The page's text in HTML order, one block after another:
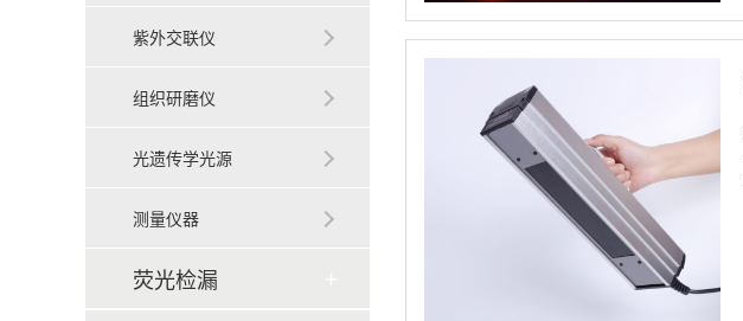
紫外交联仪
组织研磨仪
光遗传学光源
测量仪器
荧光检漏